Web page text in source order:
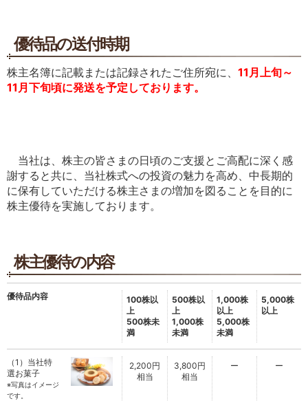
優待品の送付時期
株主名簿に記載または記録されたご住所宛に、 11月上旬～
11月下旬頃に発送を予定しております。
当社は、株主の皆さまの日頃のご支援とご高配に深く感
謝すると共に、当社株式への投資の魅力を高め、中長期的
に保有していただける株主さまの増加を図ることを目的に
株主優待を実施しております。
株主優待の内容
優待品内容
100株以
上
500株未
満
500株以
上
1,000株
未満
1,000株
以上
5,000株
未満
5,000株
以上
（1）当社特
選お菓子
※写真はイメージ
です。
2,200円
相当
3,800円
相当
ー ー